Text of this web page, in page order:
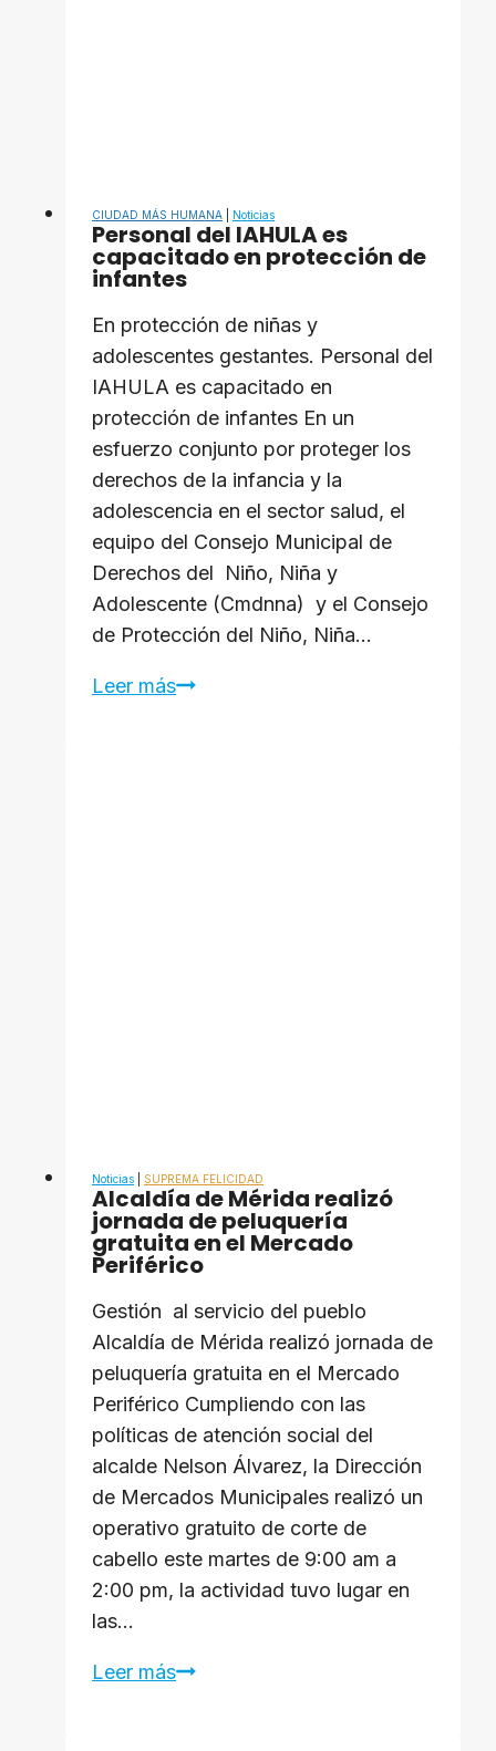
CIUDAD MÁS HUMANA Noticias
Personal del IAHULA es
capacitado en protección de
infantes
En protección de niñas y
adolescentes gestantes. Personal del
IAHULA es capacitado en
protección de infantes En un
esfuerzo conjunto por proteger los
derechos de la infancia y la
adolescencia en el sector salud, el
equipo del Consejo Municipal de
Derechos del Niño, Niña y
Adolescente (Cmdnna) y el Consejo
de Protección del Niño, Niña…
Leer másPersonal
Noticias SUPREMA FELICIDAD
Alcaldía de Mérida realizó
jornada de peluquería
gratuita en el Mercado
Periférico
Gestión al servicio del pueblo ​
Alcaldía de Mérida realizó jornada de
peluquería gratuita en el Mercado
Periférico Cumpliendo con las
políticas de atención social del
alcalde Nelson Álvarez, la Dirección
de Mercados Municipales realizó un
operativo gratuito de corte de
cabello este martes de 9:00 am a
2:00 pm, la actividad tuvo lugar en
las…
Leer másAlcaldía